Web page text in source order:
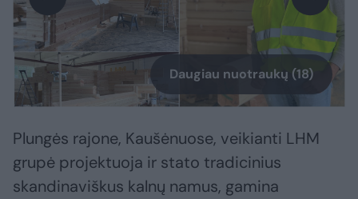
Daugiau nuotraukų (18)
Plungės rajone, Kaušėnuose, veikianti LHM
grupė projektuoja ir stato tradicinius
skandinaviškus kalnų namus, gamina